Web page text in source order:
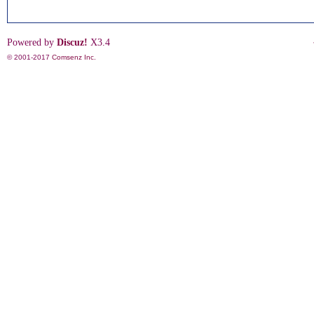
Powered by Discuz! X3.4
© 2001-2017 Comsenz Inc.